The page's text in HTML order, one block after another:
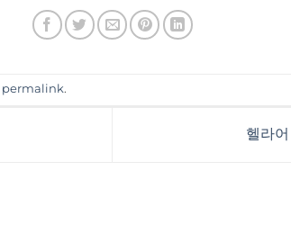
permalink.
헬라